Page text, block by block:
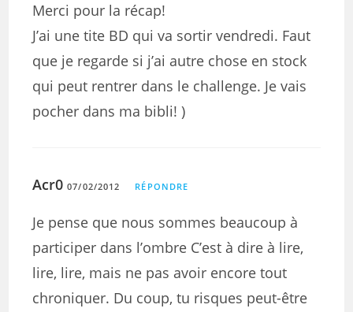
Merci pour la récap!
J’ai une tite BD qui va sortir vendredi. Faut
que je regarde si j’ai autre chose en stock
qui peut rentrer dans le challenge. Je vais
pocher dans ma bibli! )
Acr0 07/02/2012 RÉPONDRE
Je pense que nous sommes beaucoup à
participer dans l’ombre C’est à dire à lire,
lire, lire, mais ne pas avoir encore tout
chroniquer. Du coup, tu risques peut-être